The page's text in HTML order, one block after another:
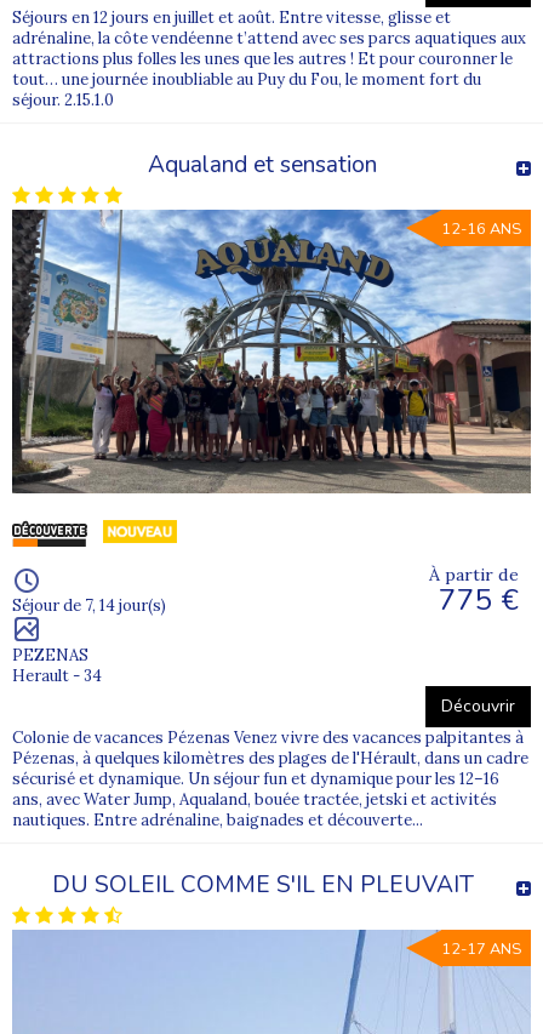
Séjours en 12 jours en juillet et août. Entre vitesse, glisse et
adrénaline, la côte vendéenne t’attend avec ses parcs aquatiques aux
attractions plus folles les unes que les autres ! Et pour couronner le
tout… une journée inoubliable au Puy du Fou, le moment fort du
séjour. 2.15.1.0
Aqualand et sensation
12-16 ANS
Séjour de 7, 14 jour(s)
PEZENAS
Herault - 34
À partir de
775 €
Découvrir
Colonie de vacances Pézenas Venez vivre des vacances palpitantes à
Pézenas, à quelques kilomètres des plages de l'Hérault, dans un cadre
sécurisé et dynamique. Un séjour fun et dynamique pour les 12–16
ans, avec Water Jump, Aqualand, bouée tractée, jetski et activités
nautiques. Entre adrénaline, baignades et découverte...
DU SOLEIL COMME S'IL EN PLEUVAIT
12-17 ANS